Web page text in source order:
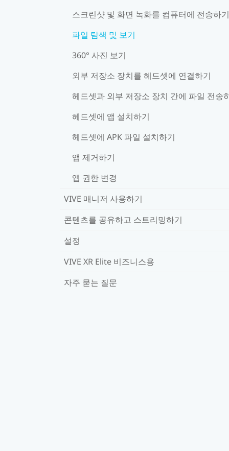
스크린샷 및 화면 녹화를 컴퓨터에 전송하기
파일 탐색 및 보기
360° 사진 보기
외부 저장소 장치를 헤드셋에 연결하기
헤드셋과 외부 저장소 장치 간에 파일 전송
헤드셋에 앱 설치하기
헤드셋에 APK 파일 설치하기
앱 제거하기
앱 권한 변경
VIVE 매니저 사용하기
콘텐츠를 공유하고 스트리밍하기
설정
VIVE XR Elite 비즈니스용
자주 묻는 질문